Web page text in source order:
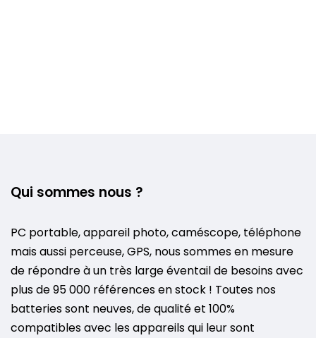
Qui sommes nous ?
PC portable, appareil photo, caméscope, téléphone
mais aussi perceuse, GPS, nous sommes en mesure
de répondre à un très large éventail de besoins avec
plus de 95 000 références en stock ! Toutes nos
batteries sont neuves, de qualité et 100%
compatibles avec les appareils qui leur sont